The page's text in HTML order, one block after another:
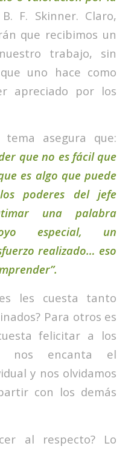
F. Skinner. Claro,
que recibimos un
trabajo, sin
uno hace como
apreciado por los
asegura que:
que no es fácil que
es algo que puede
poderes del jefe
una palabra
especial, un
realizado… eso
les cuesta tanto
Para otros es
felicitar a los
nos encanta el
y nos olvidamos
con los demás
al respecto? Lo